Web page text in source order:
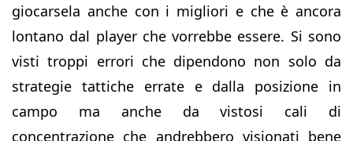
giocarsela anche con i migliori e che è ancora
lontano dal player che vorrebbe essere. Si sono
visti troppi errori che dipendono non solo da
strategie tattiche errate e dalla posizione in
campo ma anche da vistosi cali di
concentrazione che andrebbero visionati bene